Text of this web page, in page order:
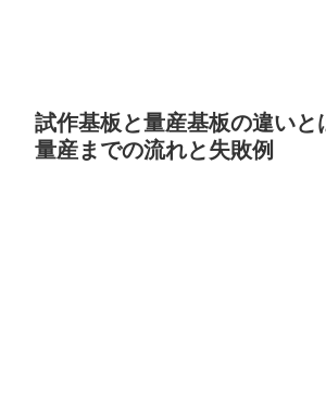
試作基板と量産基板の違いと
量産までの流れと失敗例